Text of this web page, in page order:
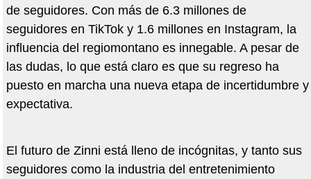
de seguidores. Con más de 6.3 millones de
seguidores en TikTok y 1.6 millones en Instagram, la
influencia del regiomontano es innegable. A pesar de
las dudas, lo que está claro es que su regreso ha
puesto en marcha una nueva etapa de incertidumbre y
expectativa.
El futuro de Zinni está lleno de incógnitas, y tanto sus
seguidores como la industria del entretenimiento